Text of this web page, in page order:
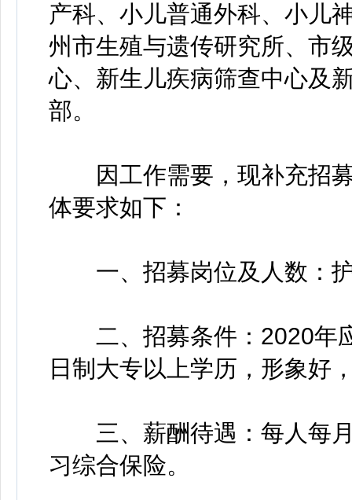
产科、小儿普通外科、小儿
州市生殖与遗传研究所、市
心、新生儿疾病筛查中心及
部。
因工作需要，现补充招募
体要求如下：
一、招募岗位及人数：护
二、招募条件：2020年
日制大专以上学历，形象好
三、薪酬待遇：每人每月
习综合保险。